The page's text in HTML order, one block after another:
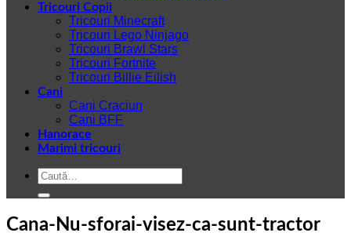
Tricouri Copii
Tricouri Minecraft
Tricouri Lego Ninjago
Tricouri Brawl Stars
Tricouri Fortnite
Tricouri Billie Eilish
Cani
Cani Craciun
Cani BFF
Hanorace
Marimi tricouri
Caută
după:
Cana-Nu-sforai-visez-ca-sunt-tractor